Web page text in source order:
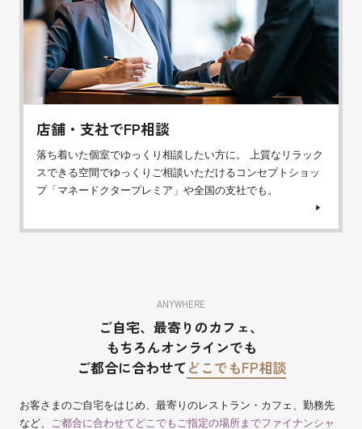
店舗・支社でFP相談
落ち着いた個室でゆっくり相談したい方に。 上質なリラック
スできる空間でゆっくりご相談いただけるコンセプトショッ
プ「マネードクタープレミア」や全国の支社でも。
ANYWHERE
ご自宅、最寄りのカフェ、
もちろんオンラインでも
ご都合に合わせてどこでもFP相談
お客さまのご自宅をはじめ、最寄りのレストラン・カフェ、勤務先
など、
ご都合に合わせてどこでもご指定の場所までファイナンシャ